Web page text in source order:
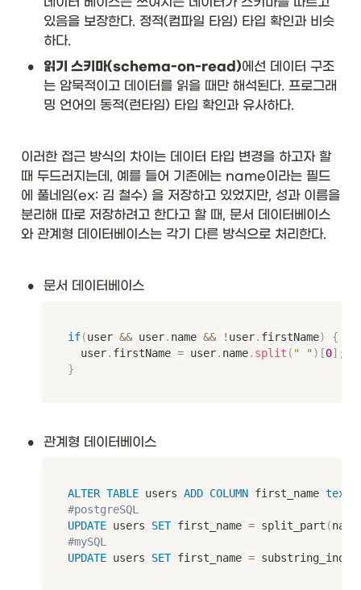
있음을 보장한다. 정적(컴파일 타임) 타입 확인과 비슷
하다.
• 읽기 스키마(schema-on-read)에선 데이터 구조
는 암묵적이고 데이터를 읽을 때만 해석된다. 프로그래
밍 언어의 동적(런타임) 타입 확인과 유사하다.
이러한 접근 방식의 차이는 데이터 타입 변경을 하고자 할
때 두드러지는데, 예를 들어 기존에는 name이라는 필드
에 풀네임(ex: 김 철수) 을 저장하고 있었지만, 성과 이름을
분리해 따로 저장하려고 한다고 할 때, 문서 데이터베이스
와 관계형 데이터베이스는 각기 다른 방식으로 처리한다.
• 문서 데이터베이스
if(user && user. name && ! user. firstName)
{
	user
. firstName = user. name. split ( " ") [0] ;
}
• 관계형 데이터베이스
ALTER TABLE users ADD COLUMN first_name text
#postgreSQL
UPDATE users SET first_name = split_part (name
#mySQL
UPDATE users SET first_name = substring_index